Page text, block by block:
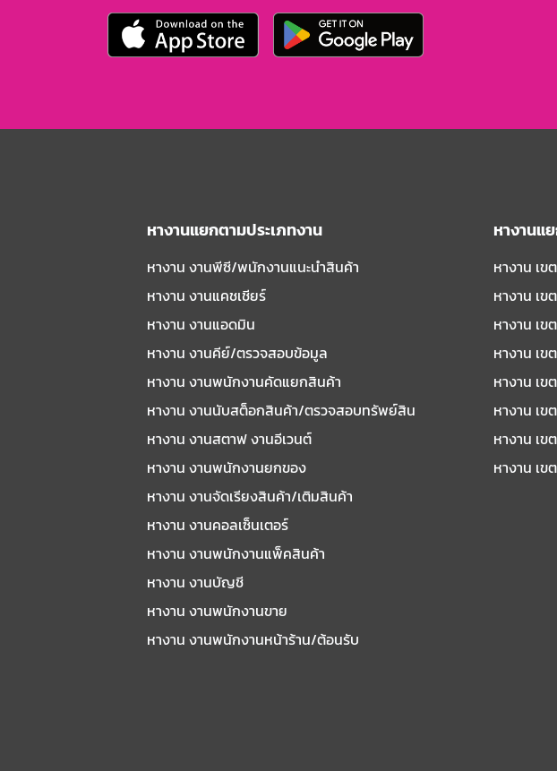
หางานแยกตามประเภทงาน
หางาน งานพีซี/พนักงานแนะนําสินค้า
หางาน งานแคชเชียร์
หางาน งานแอดมิน
หางาน งานคีย์/ตรวจสอบข้อมูล
หางาน งานพนักงานคัดแยกสินค้า
หางาน งานนับสต็อกสินค้า/ตรวจสอบทรัพย์สิน
หางาน งานสตาฟ งานอีเวนต์
หางาน งานพนักงานยกของ
หางาน งานจัดเรียงสินค้า/เติมสินค้า
หางาน งานคอลเซ็นเตอร์
หางาน งานพนักงานแพ็คสินค้า
หางาน งานบัญชี
หางาน งานพนักงานขาย
หางาน งานพนักงานหน้าร้าน/ต้อนรับ
หางานแ
หางาน เข
หางาน เ
หางาน เข
หางาน เ
หางาน เข
หางาน เข
หางาน เข
หางาน เข